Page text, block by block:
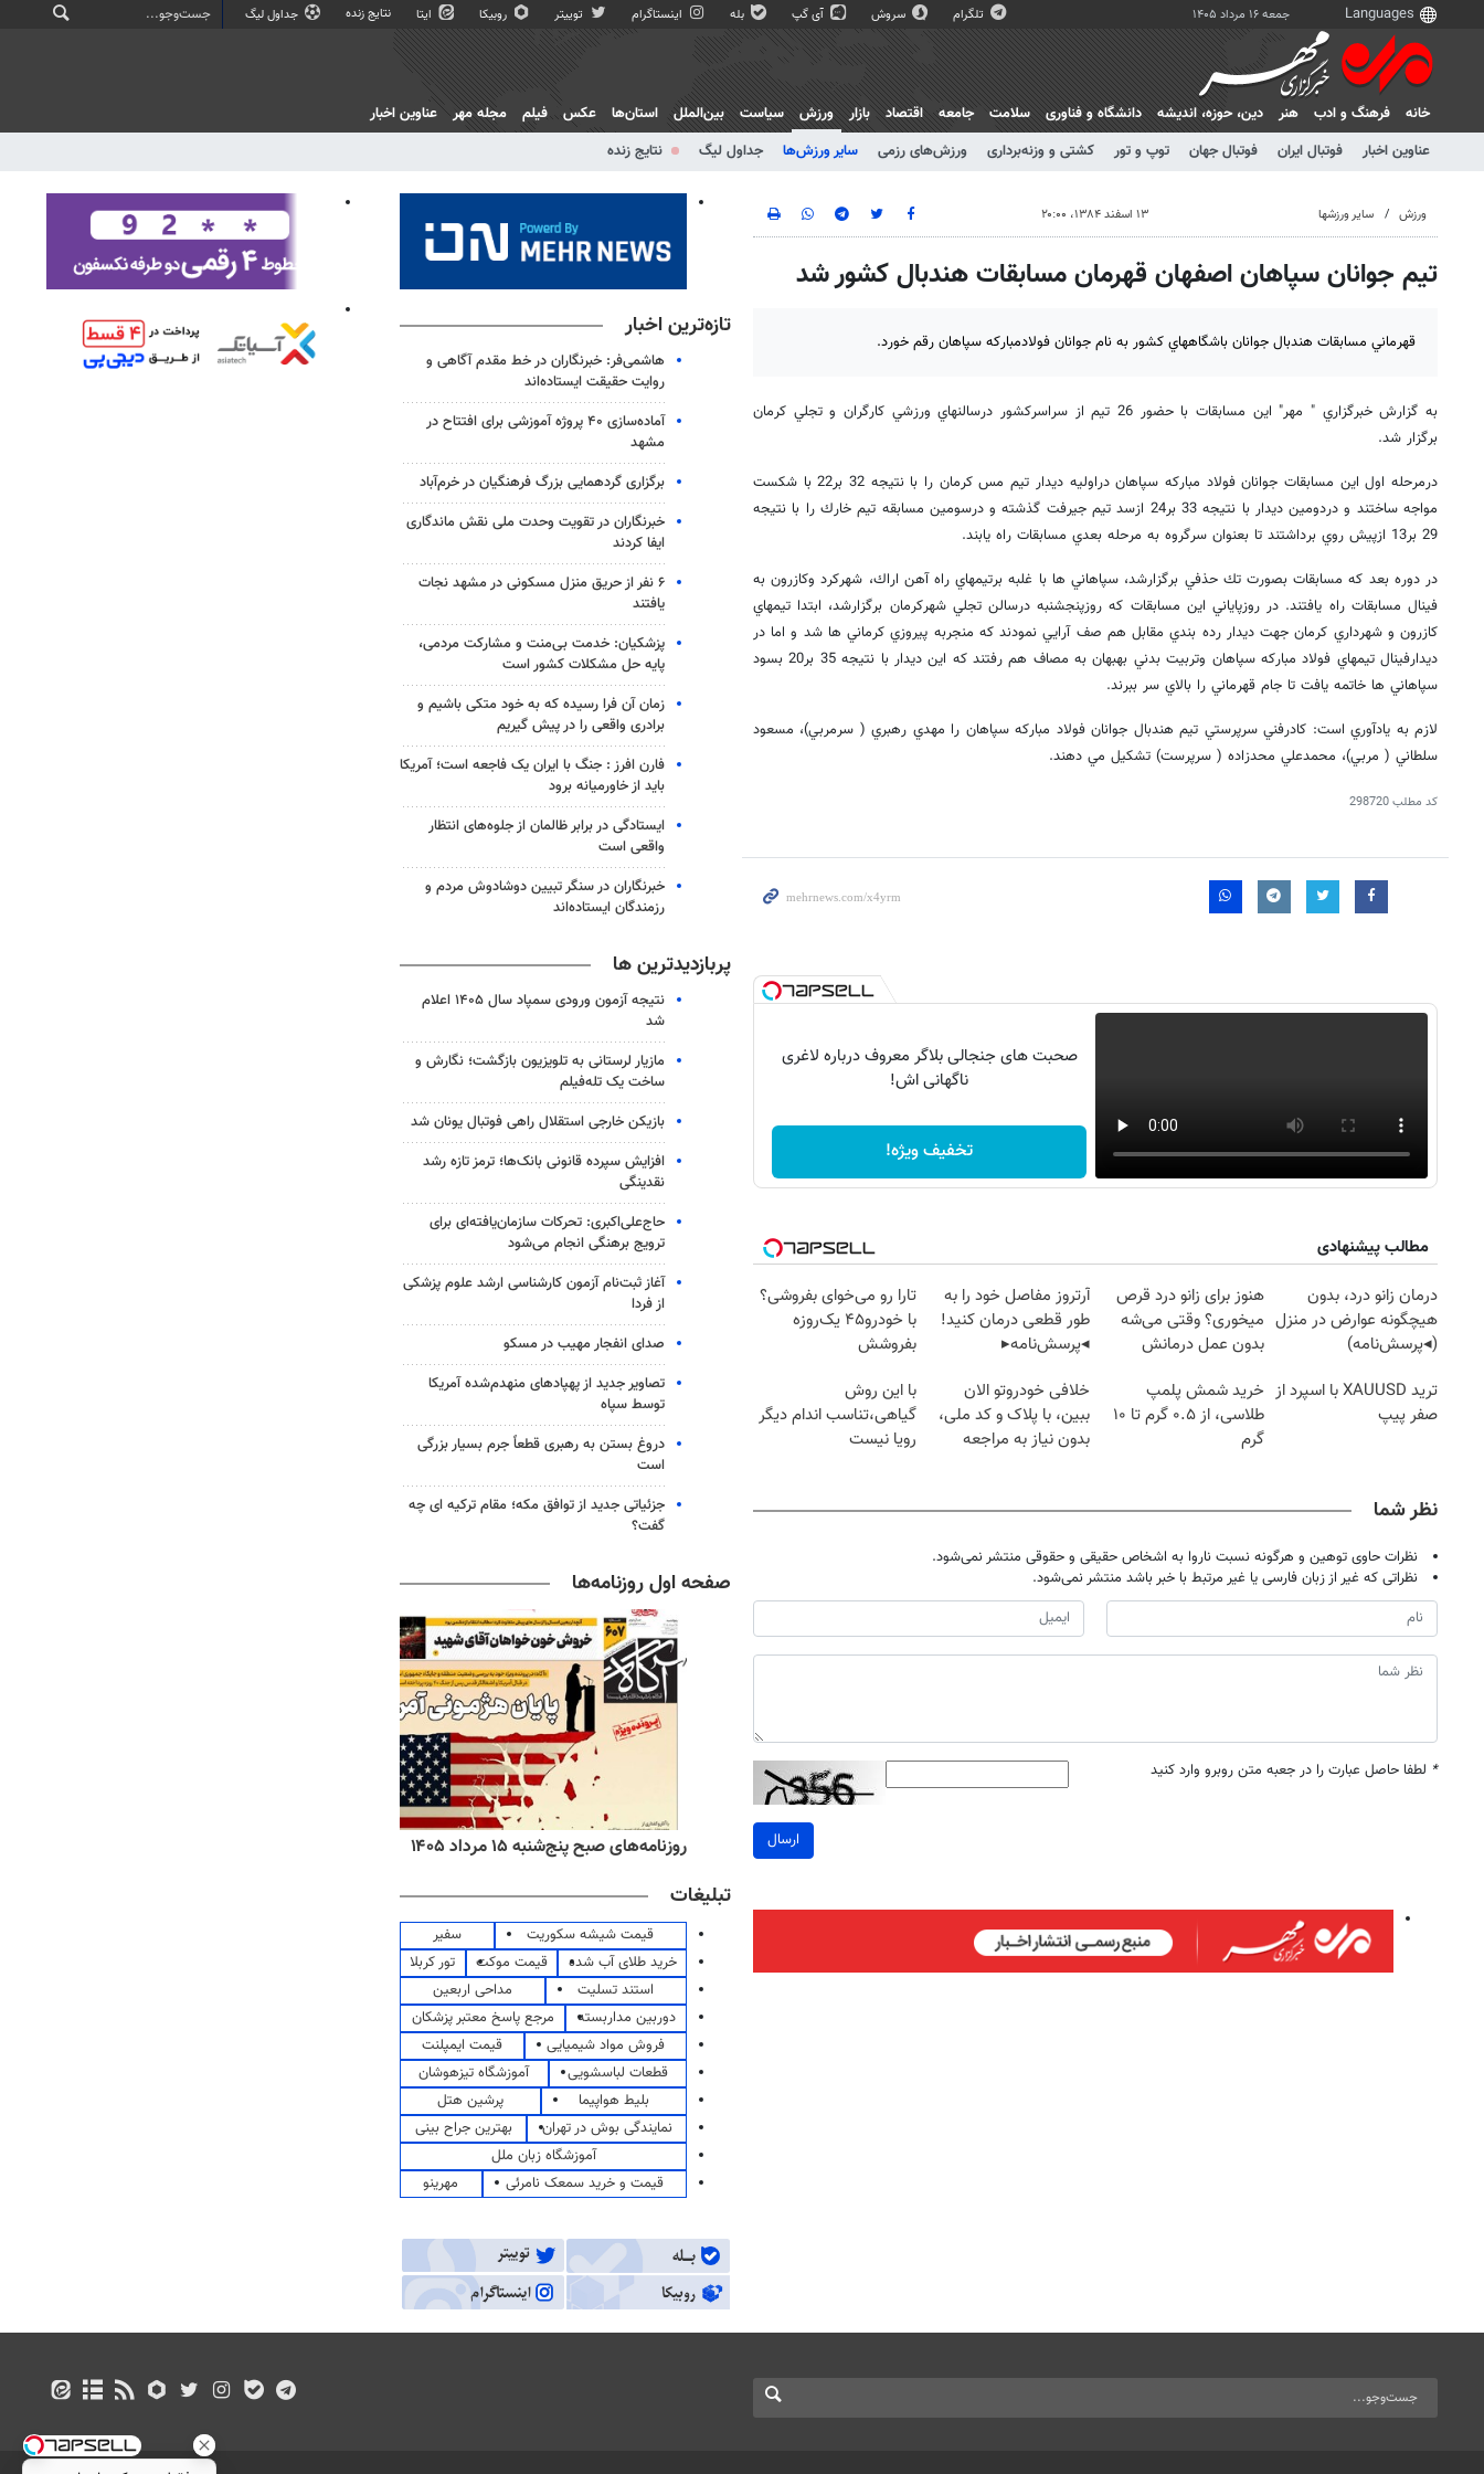
جمعه ۱۶ مرداد ۱۴۰۵ تلگرام سروش آی گپ بله اینستاگرام توییتر روبیکا ایتا نتایج زنده جداول لیگ
خانه فرهنگ و ادب هنر دين، حوزه، انديشه دانشگاه و فناوری سلامت جامعه اقتصاد بازار
ورزش
عناوین اخبار
فوتبال ایران فوتبال جهان توپ و تور کشتی و وزنه‌برداری ورزش‌های رزمی سایر ورزش‌ها جداول لیگ نتایج زنده
سیاست بین‌الملل استان‌ها عکس فیلم مجله مهر عناوین اخبار
ورزش سایر ورزشها ۱۳ اسفند ۱۳۸۴، ۲۰:۰۰
تيم جوانان سپاهان اصفهان قهرمان مسابقات هندبال كشور شد
قهرماني مسابقات هندبال جوانان باشگاههاي كشور به نام جوانان فولادمباركه سپاهان رقم خورد.
به گزارش خبرگزاري " مهر" اين مسابقات با حضور 26 تيم از سراسركشور درسالنهاي ورزشي كارگران و تجلي كرمان
برگزار شد.
درمرحله اول اين مسابقات جوانان فولاد مباركه سپاهان دراوليه ديدار تيم مس كرمان را با نتيجه 32 بر22 با شكست
مواجه ساختند و دردومين ديدار با نتيجه 33 بر24 ازسد تيم جيرفت گذشته و درسومين مسابقه تيم خارك را با نتيجه
29 بر13 ازپيش روي برداشتند تا بعنوان سرگروه به مرحله بعدي مسابقات راه يابند.
در دوره بعد كه مسابقات بصورت تك حذفي برگزارشد، سپاهاني ها با غلبه برتيمهاي راه آهن اراك، شهركرد وكازرون به
فينال مسابقات راه يافتند. در روزپاياني اين مسابقات كه روزپنجشنبه درسالن تجلي شهركرمان برگزارشد، ابتدا تيمهاي
كازرون و شهرداري كرمان جهت ديدار رده بندي مقابل هم صف آرايي نمودند كه منجربه پيروزي كرماني ها شد و اما در
ديدارفينال تيمهاي فولاد مباركه سپاهان وتربيت بدني بهبهان به مصاف هم رفتند كه اين ديدار با نتيجه 35 بر20 بسود
سپاهاني ها خاتمه يافت تا جام قهرماني را بالاي سر ببرند.
لازم به يادآوري است: كادرفني سرپرستي تيم هندبال جوانان فولاد مباركه سپاهان را مهدي رهبري ( سرمربي)، مسعود
سلطاني ( مربي)، محمدعلي محدزاده ( سرپرست) تشكيل مي دهند.
کد مطلب298720
صحبت های جنجالی بلاگر معروف درباره لاغری
ناگهانی اش!
تخفیف ویژه!
مطالب پیشنهادی
درمان زانو درد، بدون
هیچگونه عوارض در منزل
(◂پرسش‌نامه)
هنوز برای زانو درد قرص
میخوری؟ وقتی می‌شه
بدون عمل درمانش
آرتروز مفاصل خود را به
طور قطعی درمان کنید!
◂پرسش‌نامه▸
تارا رو می‌خوای بفروشی؟
با خودرو۴۵ یک‌روزه
بفروشش
ترید XAUUSD با اسپرد از
صفر پیپ
خرید شمش پلمپ
طلاسی، از ۰.۵ گرم تا ۱۰
گرم
خلافی خودروتو الان
ببین، با پلاک و کد ملی،
بدون نیاز به مراجعه
با این روش
گیاهی،تناسب اندام دیگر
رویا نیست
نظر شما
نظرات حاوی توهین و هرگونه نسبت ناروا به اشخاص حقیقی و حقوقی منتشر نمی‌شود.
نظراتی که غیر از زبان فارسی یا غیر مرتبط با خبر باشد منتشر نمی‌شود.
* لطفا حاصل عبارت را در جعبه متن روبرو وارد کنید
ارسال
تازه‌ترین اخبار
هاشمی‌فر​​​​​​​: خبرنگاران در خط مقدم آگاهی و
روایت حقیقت ایستاده‌اند
آماده‌سازی ۴۰ پروژه آموزشی برای افتتاح در
مشهد
برگزاری گردهمایی بزرگ فرهنگیان در خرم‌آباد
خبرنگاران در تقویت وحدت ملی نقش ماندگاری
ایفا کردند
۶ نفر از حریق منزل مسکونی در مشهد نجات
یافتند
پزشکیان: خدمت بی‌منت و مشارکت مردمی،
پایه حل مشکلات کشور است
زمان آن فرا رسیده که به خود متکی باشیم و
برادری واقعی را در پیش گیریم
فارن افرز : جنگ با ایران یک فاجعه است؛ آمریکا
باید از خاورمیانه برود
ایستادگی در برابر ظالمان از جلوه‌های انتظار
واقعی است
خبرنگاران در سنگر تبیین دوشادوش مردم و
رزمندگان ایستاده‌اند
پربازدیدترین ها
نتیجه آزمون ورودی سمپاد سال ۱۴۰۵ اعلام
شد
مازیار لرستانی به تلویزیون بازگشت؛ نگارش و
ساخت یک تله‌فیلم
بازیکن خارجی استقلال راهی فوتبال یونان شد
افزایش سپرده قانونی بانک‌ها؛ ترمز تازه رشد
نقدینگی
حاج‌علی‌اکبری: تحرکات سازمان‌یافته‌ای برای
ترویج برهنگی انجام می‌شود
آغاز ثبت‌نام‌ آزمون کارشناسی ارشد علوم پزشکی
از فردا
صدای انفجار مهیب در مسکو
تصاویر جدید از پهپادهای منهدم‌شده آمریکا
توسط سپاه
دروغ بستن به رهبری قطعاً جرم بسیار بزرگی
است
جزئیاتی جدید از توافق مکه؛ مقام ترکیه ای چه
گفت؟
صفحه اول روزنامه‌ها
روزنامه‌های صبح پنج‌شنبه ۱۵ مرداد ۱۴۰۵
تبلیغات
قیمت شیشه سکوریت
سفیر
خرید طلای آب شده
قیمت موکت
تور کربلا
استند تسلیت
مداحی اربعین
دوربین مداربسته
مرجع پاسخ معتبر پزشکان
فروش مواد شیمیایی
قیمت ایمپلنت
قطعات لباسشویی
آموزشگاه تیزهوشان
بلیط هواپیما
پرشین هتل
نمایندگی بوش در تهران
بهترین جراح بینی
آموزشگاه زبان ملل
قیمت و خرید سمعک نامرئی
مهرینو